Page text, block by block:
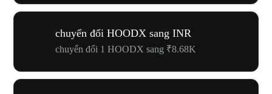
chuyển đổi HOODX sang INR
chuyển đổi 1 HOODX sang ₹8.68K